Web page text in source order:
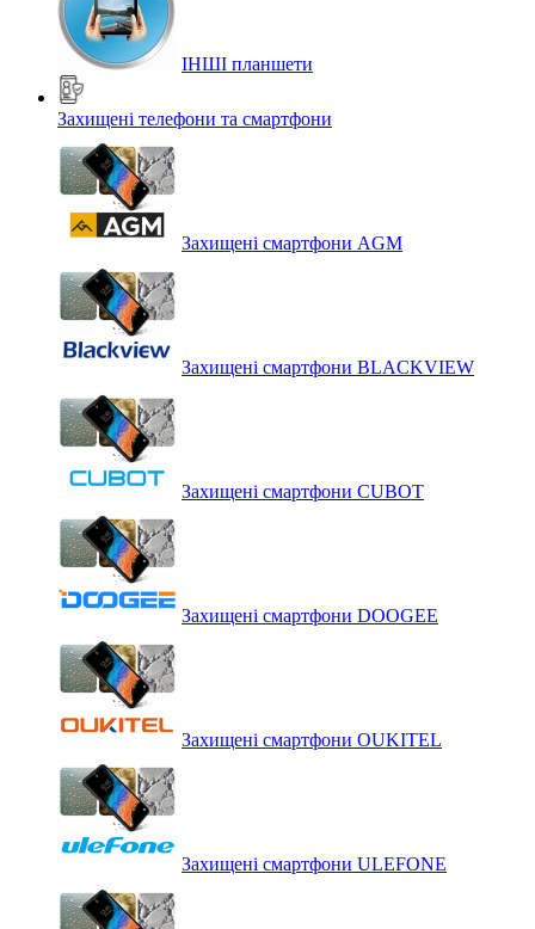
ІНШІ планшети
Захищені телефони та смартфони
Захищені смартфони AGM
Захищені смартфони BLACKVIEW
Захищені смартфони CUBOT
Захищені смартфони DOOGEE
Захищені смартфони OUKITEL
Захищені смартфони ULEFONE